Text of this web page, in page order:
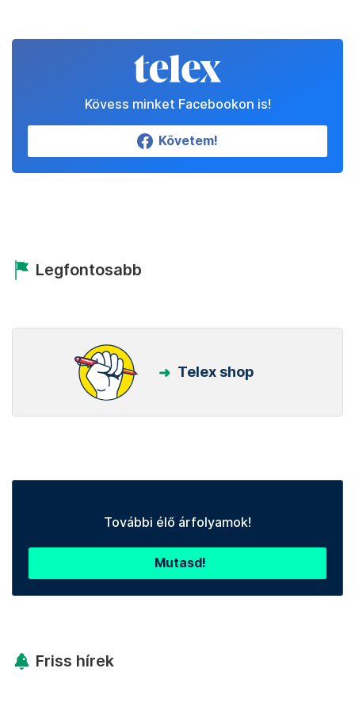
Kövess minket Facebookon is!
Követem!
Legfontosabb
Telex shop
További élő árfolyamok!
Mutasd!
Friss hírek